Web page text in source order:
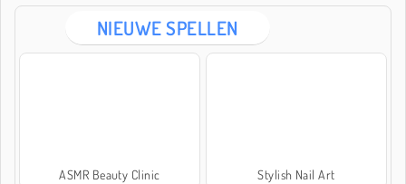
NIEUWE SPELLEN
ASMR Beauty Clinic Stylish Nail Art